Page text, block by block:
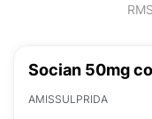
Socian 50mg
AMISSULPRIDA